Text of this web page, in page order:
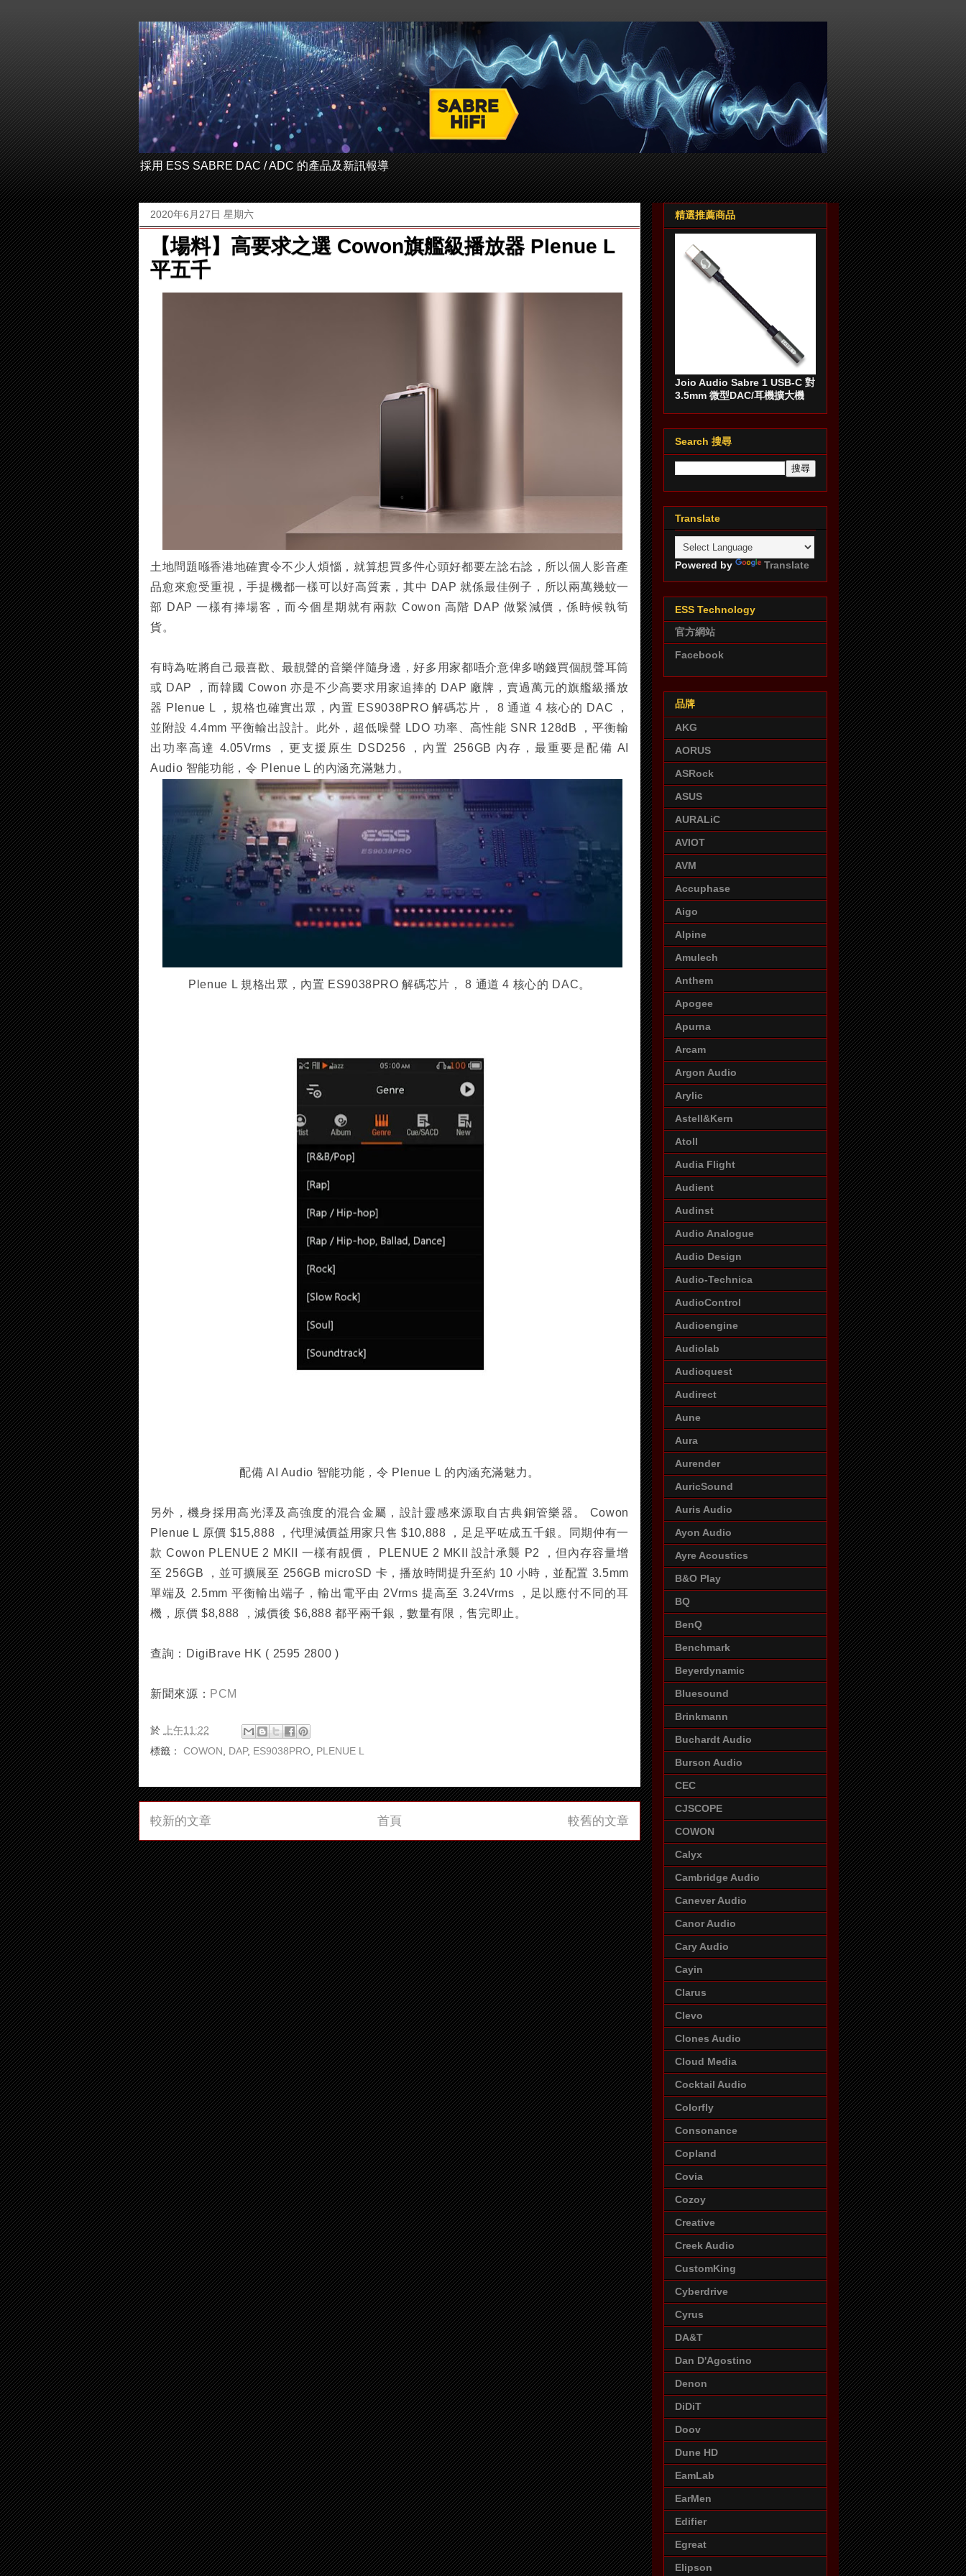
採用 ESS SABRE DAC / ADC 的產品及新訊報導
2020年6月27日 星期六
【場料】高要求之選 Cowon旗艦級播放器 Plenue L
平五千
土地問題喺香港地確實令不少人煩惱，就算想買多件心頭好都要左諗右諗，所以個人影音產
品愈來愈受重視，手提機都一樣可以好高質素，其中 DAP 就係最佳例子，所以兩萬幾蚊一
部 DAP 一樣有捧場客，而今個星期就有兩款 Cowon 高階 DAP 做緊減價，係時候執筍
貨。
有時為咗將自己最喜歡、最靚聲的音樂伴隨身邊，好多用家都唔介意俾多啲錢買個靚聲耳筒
或 DAP ，而韓國 Cowon 亦是不少高要求用家追捧的 DAP 廠牌，賣過萬元的旗艦級播放
器 Plenue L ，規格也確實出眾，內置 ES9038PRO 解碼芯片， 8 通道 4 核心的 DAC ，
並附設 4.4mm 平衡輸出設計。此外，超低噪聲 LDO 功率、高性能 SNR 128dB ，平衡輸
出功率高達 4.05Vrms ，更支援原生 DSD256 ，內置 256GB 內存，最重要是配備 AI
Audio 智能功能，令 Plenue L 的內涵充滿魅力。
Plenue L 規格出眾，內置 ES9038PRO 解碼芯片， 8 通道 4 核心的 DAC。
配備 AI Audio 智能功能，令 Plenue L 的內涵充滿魅力。
另外，機身採用高光澤及高強度的混合金屬，設計靈感來源取自古典銅管樂器。 Cowon
Plenue L 原價 $15,888 ，代理減價益用家只售 $10,888 ，足足平咗成五千銀。同期仲有一
款 Cowon PLENUE 2 MKII 一樣有靚價， PLENUE 2 MKII 設計承襲 P2 ，但內存容量增
至 256GB ，並可擴展至 256GB microSD 卡，播放時間提升至約 10 小時，並配置 3.5mm
單端及 2.5mm 平衡輸出端子，輸出電平由 2Vrms 提高至 3.24Vrms ，足以應付不同的耳
機，原價 $8,888 ，減價後 $6,888 都平兩千銀，數量有限，售完即止。
查詢：DigiBrave HK ( 2595 2800 )
新聞來源： PCM
於 上午11:22
標籤： COWON DAP, ES9038PRO PLENUE L
較新的文章 較舊的文章
首頁
精選推薦商品
Joio Audio Sabre 1 USB-C 對
3.5mm 微型DAC/耳機擴大機
Search 搜尋
Translate
Powered by Translate
ESS Technology
官方網站
Facebook
品牌
AKG
AORUS
ASRock
ASUS
AURALiC
AVIOT
AVM
Accuphase
Aigo
Alpine
Amulech
Anthem
Apogee
Apurna
Arcam
Argon Audio
Arylic
Astell&Kern
Atoll
Audia Flight
Audient
Audinst
Audio Analogue
Audio Design
Audio-Technica
AudioControl
Audioengine
Audiolab
Audioquest
Audirect
Aune
Aura
Aurender
AuricSound
Auris Audio
Ayon Audio
Ayre Acoustics
B&O Play
BQ
BenQ
Benchmark
Beyerdynamic
Bluesound
Brinkmann
Buchardt Audio
Burson Audio
CEC
CJSCOPE
COWON
Calyx
Cambridge Audio
Canever Audio
Canor Audio
Cary Audio
Cayin
Clarus
Clevo
Clones Audio
Cloud Media
Cocktail Audio
Colorfly
Consonance
Copland
Covia
Cozoy
Creative
Creek Audio
CustomKing
Cyberdrive
Cyrus
DA&T
Dan D'Agostino
Denon
DiDiT
Doov
Dune HD
EamLab
EarMen
Edifier
Egreat
Elipson